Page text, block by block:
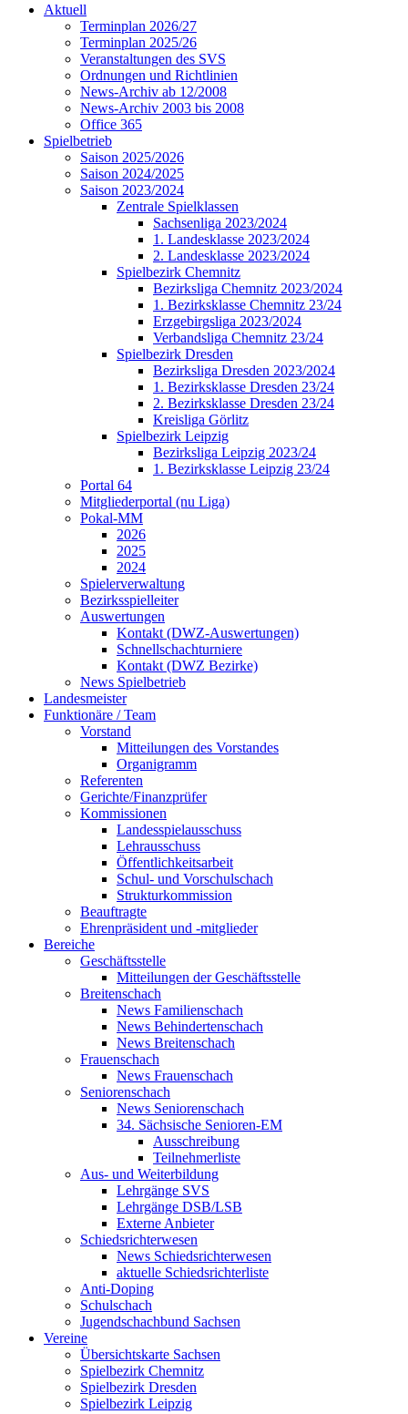
Aktuell
Terminplan 2026/27
Terminplan 2025/26
Veranstaltungen des SVS
Ordnungen und Richtlinien
News-Archiv ab 12/2008
News-Archiv 2003 bis 2008
Office 365
Spielbetrieb
Saison 2025/2026
Saison 2024/2025
Saison 2023/2024
Zentrale Spielklassen
Sachsenliga 2023/2024
1. Landesklasse 2023/2024
2. Landesklasse 2023/2024
Spielbezirk Chemnitz
Bezirksliga Chemnitz 2023/2024
1. Bezirksklasse Chemnitz 23/24
Erzgebirgsliga 2023/2024
Verbandsliga Chemnitz 23/24
Spielbezirk Dresden
Bezirksliga Dresden 2023/2024
1. Bezirksklasse Dresden 23/24
2. Bezirksklasse Dresden 23/24
Kreisliga Görlitz
Spielbezirk Leipzig
Bezirksliga Leipzig 2023/24
1. Bezirksklasse Leipzig 23/24
Portal 64
Mitgliederportal (nu Liga)
Pokal-MM
2026
2025
2024
Spielerverwaltung
Bezirksspielleiter
Auswertungen
Kontakt (DWZ-Auswertungen)
Schnellschachturniere
Kontakt (DWZ Bezirke)
News Spielbetrieb
Landesmeister
Funktionäre / Team
Vorstand
Mitteilungen des Vorstandes
Organigramm
Referenten
Gerichte/Finanzprüfer
Kommissionen
Landesspielausschuss
Lehrausschuss
Öffentlichkeitsarbeit
Schul- und Vorschulschach
Strukturkommission
Beauftragte
Ehrenpräsident und -mitglieder
Bereiche
Geschäftsstelle
Mitteilungen der Geschäftsstelle
Breitenschach
News Familienschach
News Behindertenschach
News Breitenschach
Frauenschach
News Frauenschach
Seniorenschach
News Seniorenschach
34. Sächsische Senioren-EM
Ausschreibung
Teilnehmerliste
Aus- und Weiterbildung
Lehrgänge SVS
Lehrgänge DSB/LSB
Externe Anbieter
Schiedsrichterwesen
News Schiedsrichterwesen
aktuelle Schiedsrichterliste
Anti-Doping
Schulschach
Jugendschachbund Sachsen
Vereine
Übersichtskarte Sachsen
Spielbezirk Chemnitz
Spielbezirk Dresden
Spielbezirk Leipzig